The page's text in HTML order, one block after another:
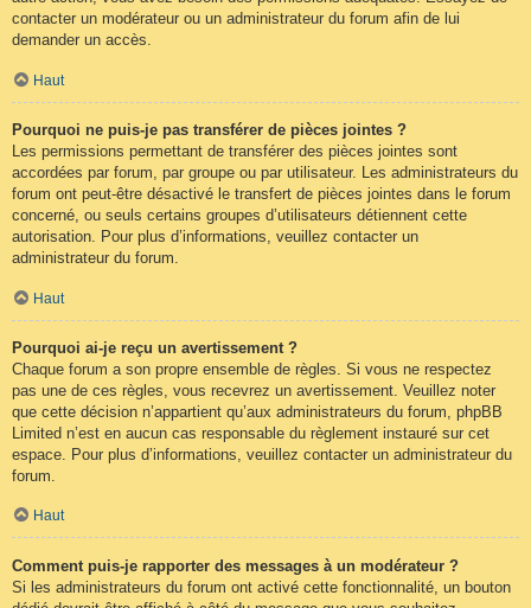
contacter un modérateur ou un administrateur du forum afin de lui
demander un accès.
Haut
Pourquoi ne puis-je pas transférer de pièces jointes ?
Les permissions permettant de transférer des pièces jointes sont
accordées par forum, par groupe ou par utilisateur. Les administrateurs du
forum ont peut-être désactivé le transfert de pièces jointes dans le forum
concerné, ou seuls certains groupes d’utilisateurs détiennent cette
autorisation. Pour plus d’informations, veuillez contacter un
administrateur du forum.
Haut
Pourquoi ai-je reçu un avertissement ?
Chaque forum a son propre ensemble de règles. Si vous ne respectez
pas une de ces règles, vous recevrez un avertissement. Veuillez noter
que cette décision n’appartient qu’aux administrateurs du forum, phpBB
Limited n’est en aucun cas responsable du règlement instauré sur cet
espace. Pour plus d’informations, veuillez contacter un administrateur du
forum.
Haut
Comment puis-je rapporter des messages à un modérateur ?
Si les administrateurs du forum ont activé cette fonctionnalité, un bouton